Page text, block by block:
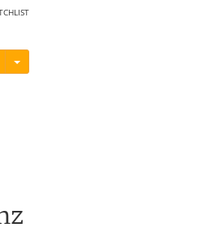
Menü ein-/ausblenden